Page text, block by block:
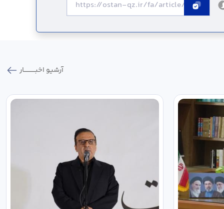
آرشیو اخبـــــــــــار